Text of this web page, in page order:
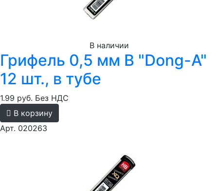
В наличии
Грифель 0,5 мм B "Dong-A"
12 шт., в тубе
1.99 руб. Без НДС
В корзину
Арт. 020263